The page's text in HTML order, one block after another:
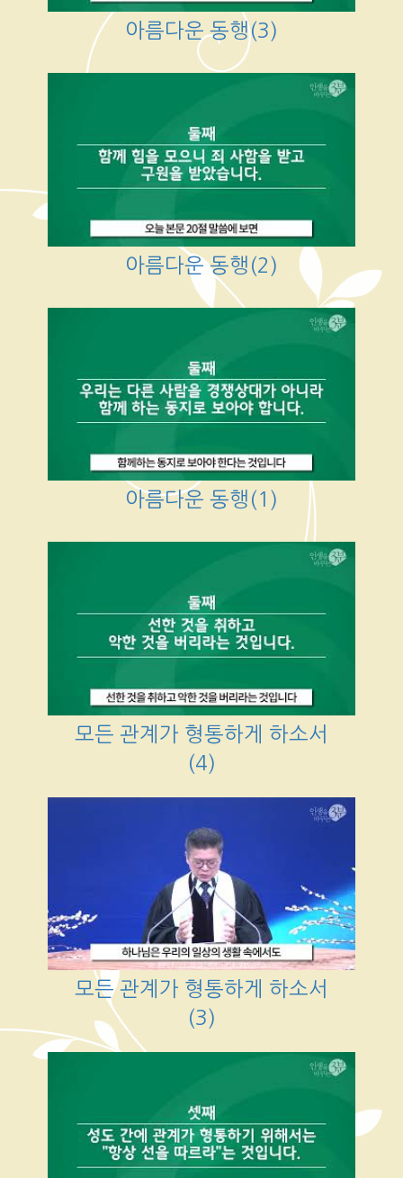
아름다운 동행(3)
아름다운 동행(2)
아름다운 동행(1)
모든 관계가 형통하게 하소서
(4)
모든 관계가 형통하게 하소서
(3)